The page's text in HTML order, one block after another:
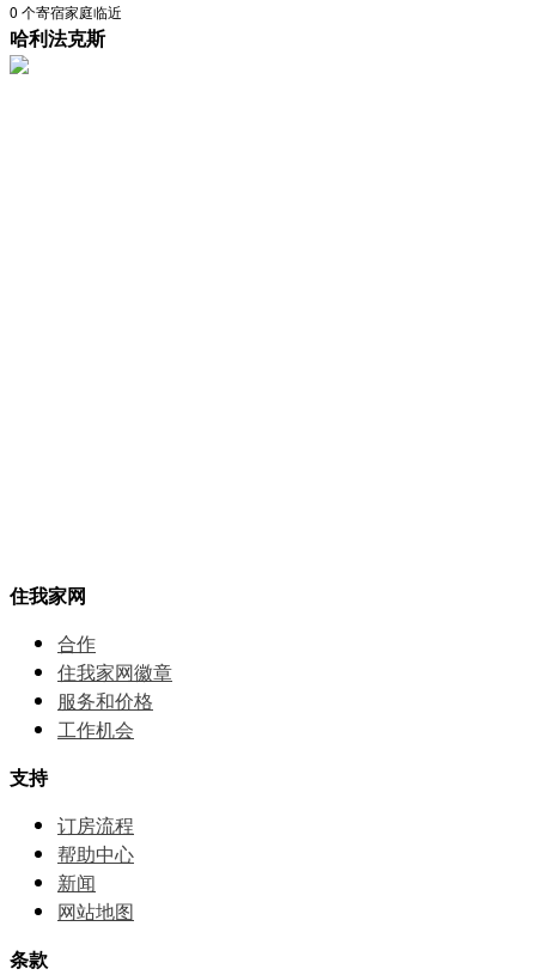
0 个寄宿家庭临近
哈利法克斯
住我家网
合作
住我家网徽章
服务和价格
⼯作机会
支持
订房流程
帮助中⼼
新闻
网站地图
条款